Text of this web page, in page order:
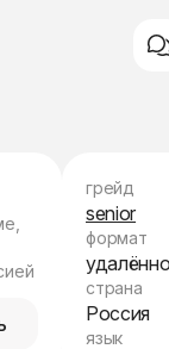
грейд
senior
формат
страна
Россия
язык